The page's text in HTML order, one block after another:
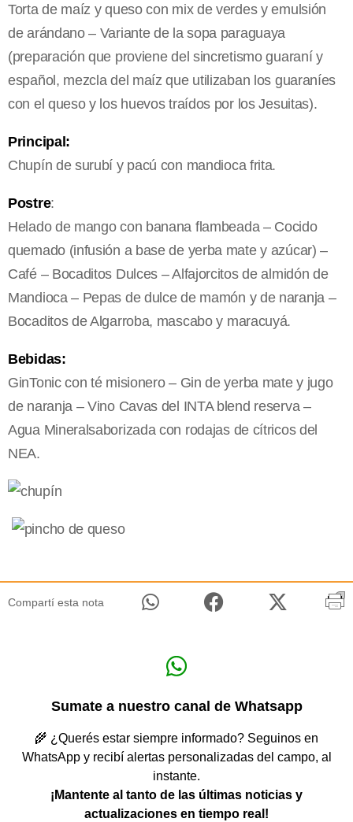
Torta de maíz y queso con mix de verdes y emulsión
de arándano – Variante de la sopa paraguaya
(preparación que proviene del sincretismo guaraní y
español, mezcla del maíz que utilizaban los guaraníes
con el queso y los huevos traídos por los Jesuitas).
Principal:
Chupín de surubí y pacú con mandioca frita.
Postre:
Helado de mango con banana flambeada – Cocido
quemado (infusión a base de yerba mate y azúcar) –
Café – Bocaditos Dulces – Alfajorcitos de almidón de
Mandioca – Pepas de dulce de mamón y de naranja –
Bocaditos de Algarroba, mascabo y maracuyá.
Bebidas:
GinTonic con té misionero – Gin de yerba mate y jugo
de naranja – Vino Cavas del INTA blend reserva –
Agua Mineralsaborizada con rodajas de cítricos del
NEA.
Compartí esta nota
Sumate a nuestro canal de Whatsapp
🌾 ¿Querés estar siempre informado? Seguinos en
WhatsApp y recibí alertas personalizadas del campo, al
instante.
¡Mantente al tanto de las últimas noticias y
actualizaciones en tiempo real!